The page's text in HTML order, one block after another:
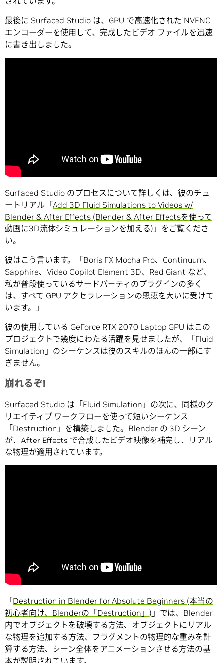
最後に Surfaced Studio は、GPU で高速化された NVENC
エンコーダーを使用して、完成したビデオ ファイルを迅速
に書き出しました。
Surfaced Studio のプロセスについて詳しくは、彼のチュ
ートリアル「Add 3D Fluid Simulations to Videos w/
Blender & After Effects (Blender & After Effectsを使って
動画に3D流体シミュレーションを加える) 」をご覧くださ
い。
彼はこう言います。「Boris FX Mocha Pro、Continuum、
Sapphire、Video Copilot Element 3D、Red Giant など、
私が普段使っているサードパーティのプラグインの多く
は、すべて GPU アクセラレーションの恩恵を大いに受けて
います。」
彼の使用している GeForce RTX 2070 Laptop GPU はこの
プロジェクトで幾度にわたる活躍を見せましたが、「Fluid
Simulation」のシーケンスは彼のスキルのほんの一部にす
ぎません。
崩れるぞ!
Surfaced Studio は「Fluid Simulation」の次に、同様のク
リエイティブ ワークフローを使って短いシーケンス
「Destruction」を構築しました。Blender の 3D シーン
が、After Effects で合成したビデオ映像を補完し、リアル
な物理が適用されています。
「Destruction in Blender for Absolute Beginners (本当の
初心者向け、Blenderの「Destruction」) 」では、Blender
内でオブジェクトを破壊する方法、オブジェクトにリアル
な物理を追加する方法、フラグメントの物理的な重みを計
算する方法、シーン全体をアニメーションさせる方法の基
本が説明されています。